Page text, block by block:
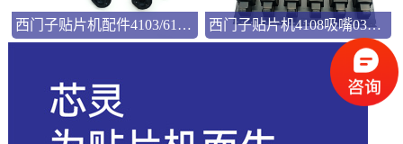
西门子贴片机配件4103/6103吸嘴03101981 西门子贴片机4108吸嘴03103544